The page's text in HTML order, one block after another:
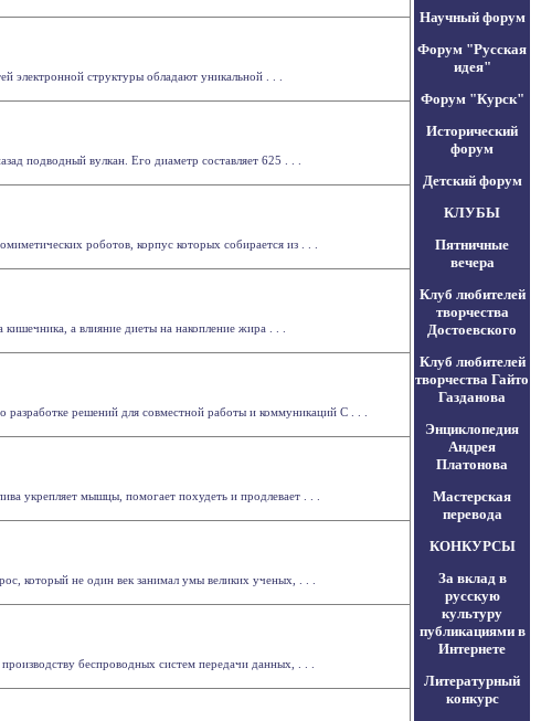
электронной структуры обладают уникальной . . .
подводный вулкан. Его диаметр составляет 625 . . .
роботов, корпус которых собирается из . . .
а влияние диеты на накопление жира . . .
решений для совместной работы и коммуникаций С . . .
укрепляет мышцы, помогает похудеть и продлевает . . .
который не один век занимал умы великих ученых, . . .
беспроводных систем передачи данных, . . .
Научный форум
Форум "Русская
идея"
Форум "Курск"
Исторический
форум
Детский форум
КЛУБЫ
Пятничные
вечера
Клуб любителей
творчества
Достоевского
Клуб любителей
творчества Гайто
Газданова
Энциклопедия
Андрея
Платонова
Мастерская
перевода
КОНКУРСЫ
За вклад в
русскую
культуру
публикациями в
Интернете
Литературный
конкурс